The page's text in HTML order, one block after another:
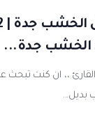
الخشب جدة...
القارئ ،، ان كنت
بديل...